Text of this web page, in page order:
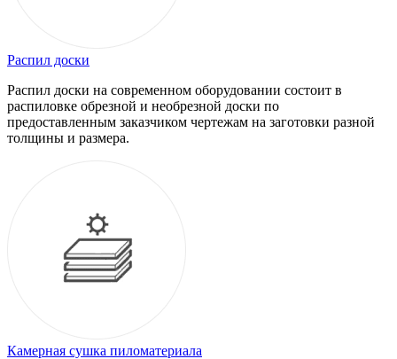
Распил доски
Распил доски на современном оборудовании состоит в
распиловке обрезной и необрезной доски по
предоставленным заказчиком чертежам на заготовки разной
толщины и размера.
Камерная сушка пиломатериала